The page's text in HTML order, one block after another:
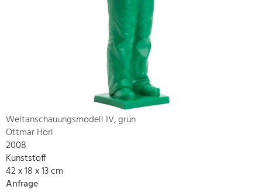
Weltanschauungsmodell IV, grün
Ottmar Hörl
2008
Kunststoff
42 x 18 x 13 cm
Anfrage